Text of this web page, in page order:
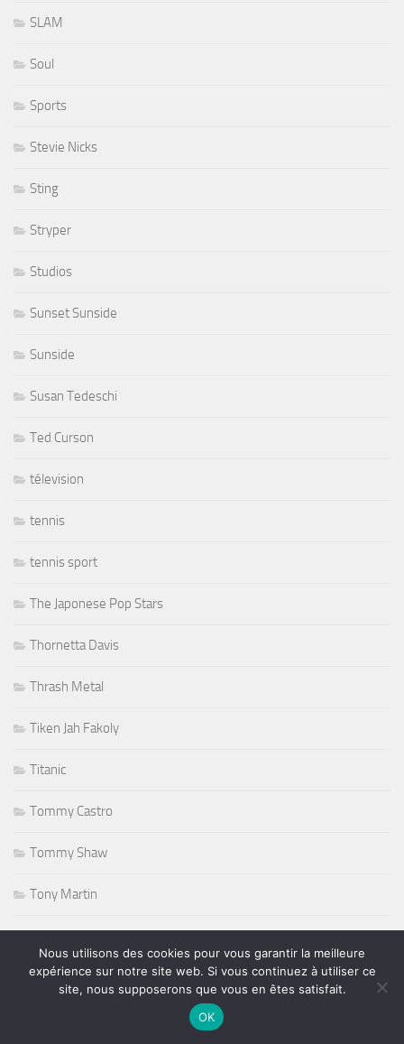
SLAM
Soul
Sports
Stevie Nicks
Sting
Stryper
Studios
Sunset Sunside
Sunside
Susan Tedeschi
Ted Curson
télevision
tennis
tennis sport
The Japonese Pop Stars
Thornetta Davis
Thrash Metal
Tiken Jah Fakoly
Titanic
Tommy Castro
Tommy Shaw
Tony Martin
Tony Sheridan
Tourisme
Nous utilisons des cookies pour vous garantir la meilleure
expérience sur notre site web. Si vous continuez à utiliser ce
site, nous supposerons que vous en êtes satisfait.
OK